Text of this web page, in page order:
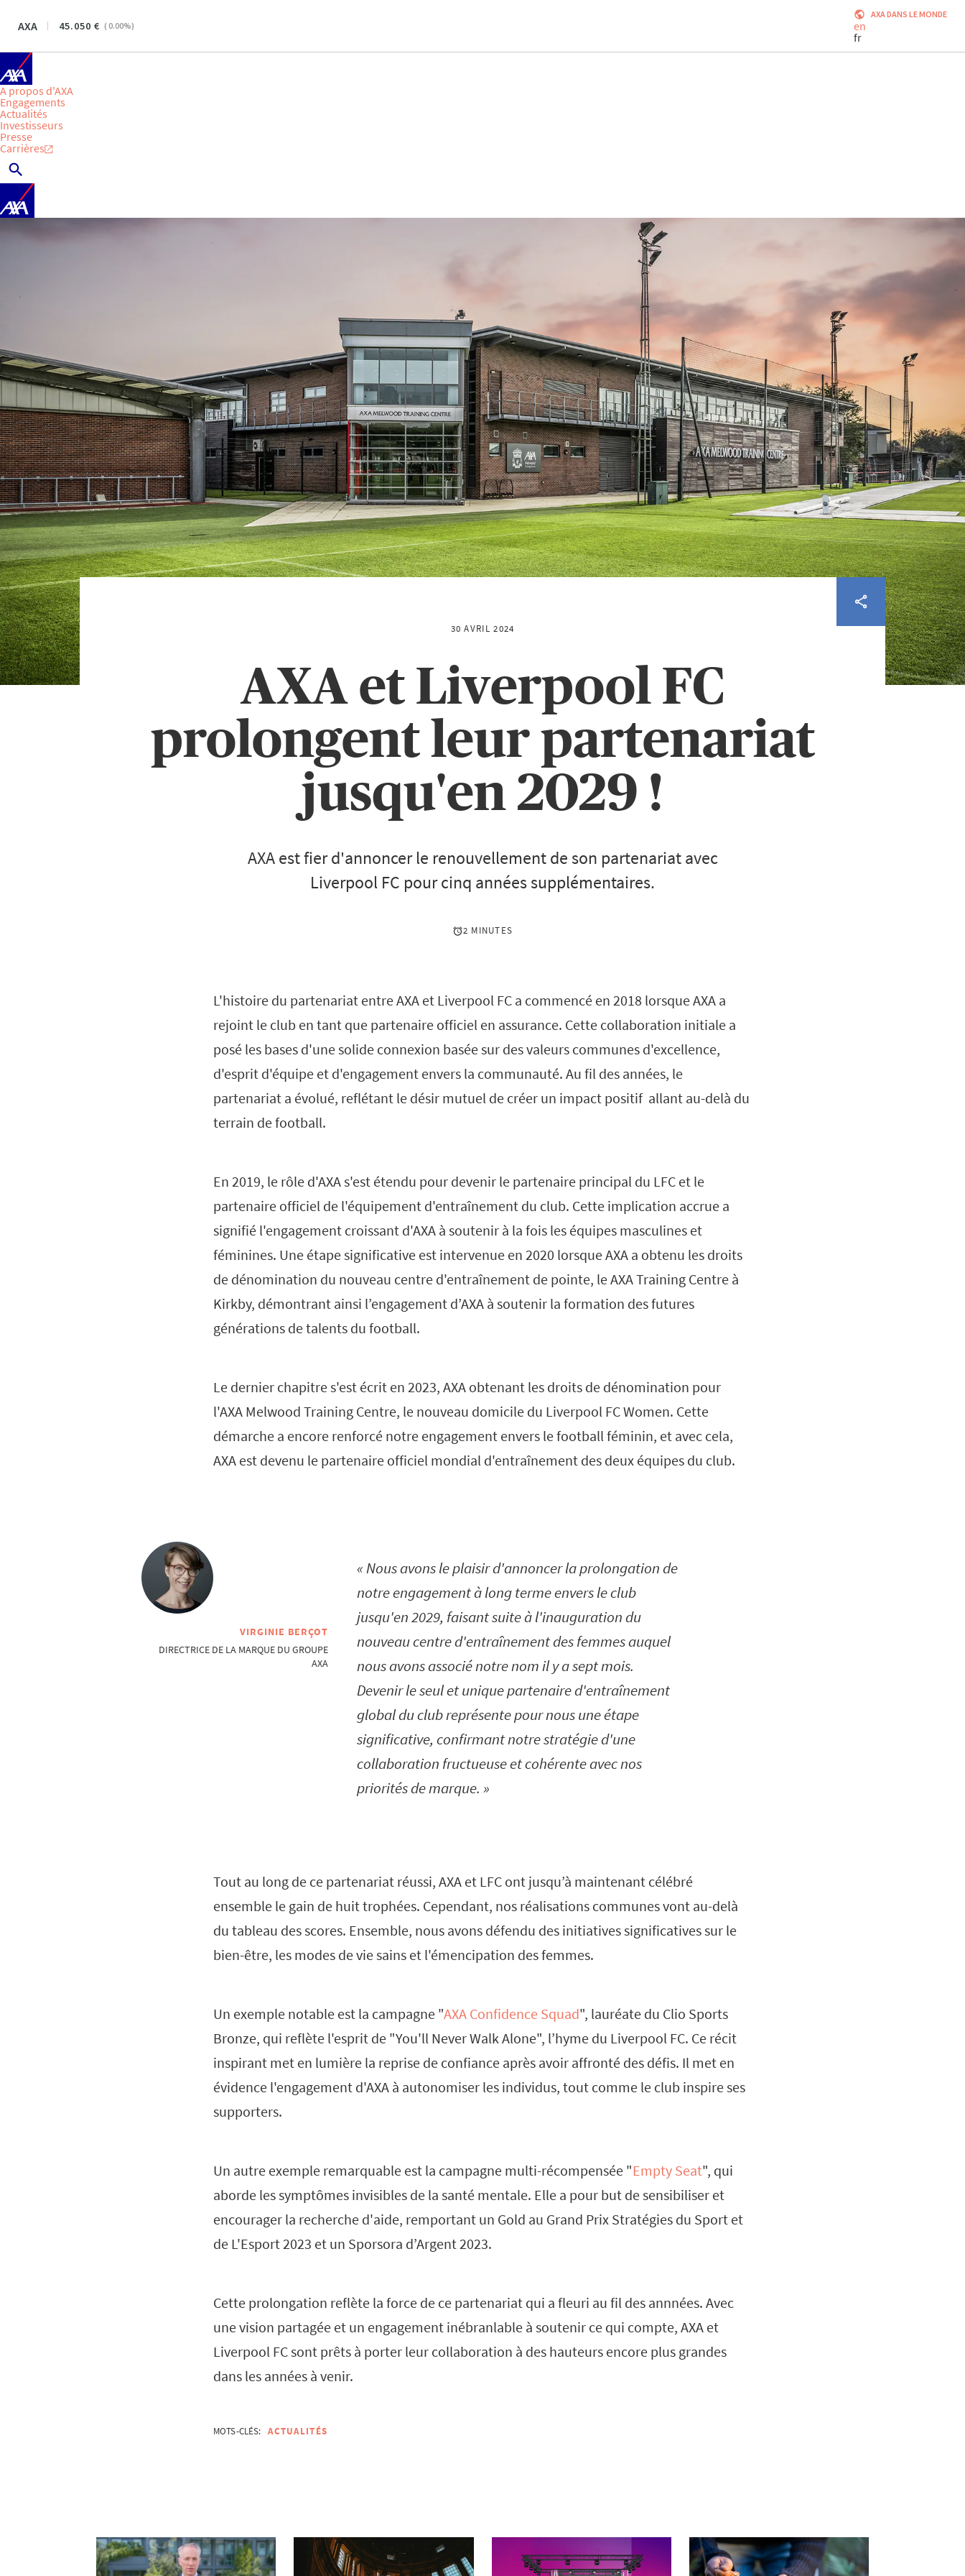
AXA 45.050 ( 0.00%)
AXA DANS LE MONDE
en
fr
A propos d'AXA
Engagements
Actualités
Investisseurs
Presse
Carrières
30 AVRIL 2024
AXA et Liverpool FC
prolongent leur partenariat
jusqu'en 2029 !
AXA est fier d'annoncer le renouvellement de son partenariat avec
Liverpool FC pour cinq années supplémentaires.
2 MINUTES
L'histoire du partenariat entre AXA et Liverpool FC a commencé en 2018 lorsque AXA a
rejoint le club en tant que partenaire officiel en assurance. Cette collaboration initiale a
posé les bases d'une solide connexion basée sur des valeurs communes d'excellence,
d'esprit d'équipe et d'engagement envers la communauté. Au fil des années, le
partenariat a évolué, reflétant le désir mutuel de créer un impact positif allant au-delà du
terrain de football.
En 2019, le rôle d'AXA s'est étendu pour devenir le partenaire principal du LFC et le
partenaire officiel de l'équipement d'entraînement du club. Cette implication accrue a
signifié l'engagement croissant d'AXA à soutenir à la fois les équipes masculines et
féminines. Une étape significative est intervenue en 2020 lorsque AXA a obtenu les droits
de dénomination du nouveau centre d'entraînement de pointe, le AXA Training Centre à
Kirkby, démontrant ainsi l’engagement d’AXA à soutenir la formation des futures
générations de talents du football.
Le dernier chapitre s'est écrit en 2023, AXA obtenant les droits de dénomination pour
l'AXA Melwood Training Centre, le nouveau domicile du Liverpool FC Women. Cette
démarche a encore renforcé notre engagement envers le football féminin, et avec cela,
AXA est devenu le partenaire officiel mondial d'entraînement des deux équipes du club.
VIRGINIE BERÇOT
DIRECTRICE DE LA MARQUE DU GROUPE
AXA
Nous avons le plaisir d'annoncer la prolongation de
notre engagement à long terme envers le club
jusqu'en 2029, faisant suite à l'inauguration du
nouveau centre d'entraînement des femmes auquel
nous avons associé notre nom il y a sept mois.
Devenir le seul et unique partenaire d'entraînement
global du club représente pour nous une étape
significative, confirmant notre stratégie d'une
collaboration fructueuse et cohérente avec nos
priorités de marque.
Tout au long de ce partenariat réussi, AXA et LFC ont jusqu’à maintenant célébré
ensemble le gain de huit trophées. Cependant, nos réalisations communes vont au-delà
du tableau des scores. Ensemble, nous avons défendu des initiatives significatives sur le
bien-être, les modes de vie sains et l'émencipation des femmes.
Un exemple notable est la campagne "AXA Confidence Squad", lauréate du Clio Sports
Bronze, qui reflète l'esprit de "You'll Never Walk Alone", l’hyme du Liverpool FC. Ce récit
inspirant met en lumière la reprise de confiance après avoir affronté des défis. Il met en
évidence l'engagement d'AXA à autonomiser les individus, tout comme le club inspire ses
supporters.
Un autre exemple remarquable est la campagne multi-récompensée "Empty Seat", qui
aborde les symptômes invisibles de la santé mentale. Elle a pour but de sensibiliser et
encourager la recherche d'aide, remportant un Gold au Grand Prix Stratégies du Sport et
de L'Esport 2023 et un Sporsora d’Argent 2023.
Cette prolongation reflète la force de ce partenariat qui a fleuri au fil des annnées. Avec
une vision partagée et un engagement inébranlable à soutenir ce qui compte, AXA et
Liverpool FC sont prêts à porter leur collaboration à des hauteurs encore plus grandes
dans les années à venir.
MOTS-CLÉS: ACTUALITÉS